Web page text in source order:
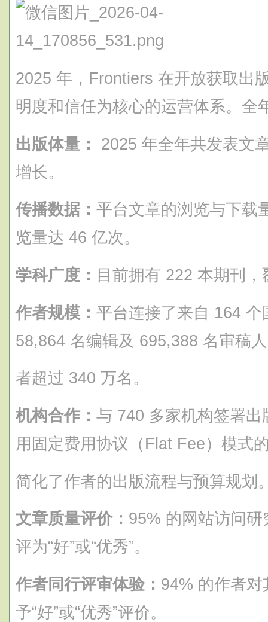
2025 年，Frontiers 在开放获取出
明度和信任为核心的运营体系。全
出版体量：
2025 年全年共发表文
增长。
传播数据： 平台文章的浏览与下载
览量达 46 亿次。
学科广度： 目前拥有 222 本期刊
作者规模： 平台连接了来自 164
58,864 名编辑及 695,388 名审稿
者超过 340 万名。
机构合作： 与 740 多家机构签署
用固定费用协议（Flat Fee）模式
简化了作者的出版流程与预算规划
文章质量评价： 95% 的网站访问
评为“好”或“优秀”。
作者同行评审体验： 94% 的作者
予“好”或“优秀”评价。